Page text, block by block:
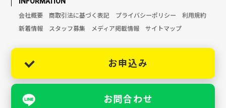
会社概要 商取引法に基づく表記 プライバシーポリシー
利用規約
新着情報
スタッフ募集 メディア掲載情報 サイトマップ
お申込み
お問合わせ